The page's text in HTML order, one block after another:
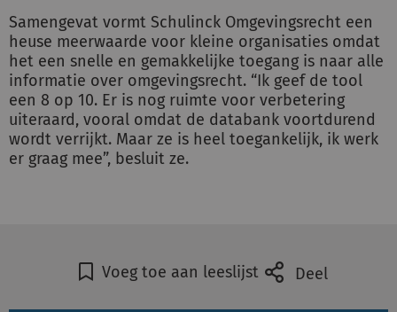
Samengevat vormt Schulinck Omgevingsrecht een
heuse meerwaarde voor kleine organisaties omdat
het een snelle en gemakkelijke toegang is naar alle
informatie over omgevingsrecht. “Ik geef de tool
een 8 op 10. Er is nog ruimte voor verbetering
uiteraard, vooral omdat de databank voortdurend
wordt verrijkt. Maar ze is heel toegankelijk, ik werk
er graag mee”, besluit ze.
Voeg toe aan leeslijst Deel